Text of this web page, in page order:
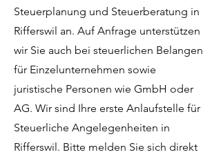
Steuerplanung und Steuerberatung in
Rifferswil an. Auf Anfrage unterstützen
wir Sie auch bei steuerlichen Belangen
für Einzelunternehmen sowie
juristische Personen wie GmbH oder
AG. Wir sind Ihre erste Anlaufstelle für
Steuerliche Angelegenheiten in
Rifferswil. Bitte melden Sie sich direkt